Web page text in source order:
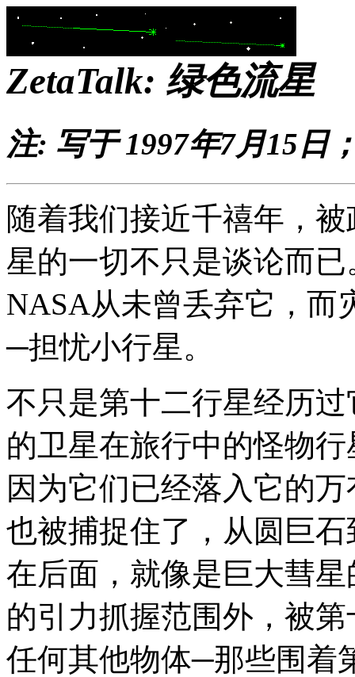
ZetaTalk: 绿色流星
注: 写于 1997年7月15日
随着我们接近千禧年，
星的一切不只是谈论而已
NASA从未曾丢弃它，而
─担忧小行星。
不只是第十二行星经历
的卫星在旅行中的怪物
因为它们已经落入它的
也被捕捉住了，从圆巨
在后面，就像是巨大彗
的引力抓握范围外，被
任何其他物体─那些围着